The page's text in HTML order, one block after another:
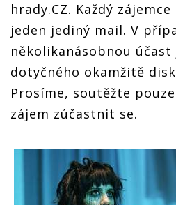
hrady.CZ. Každý
jeden jediný mail. V
několikanásobnou
dotyčného okamžitě
Prosíme, soutěžte
zájem zúčastnit se.